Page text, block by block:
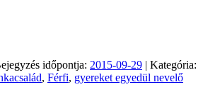
időpontja: 2015-09-29 | Kategória:
, Férfi, gyereket egyedül nevelő